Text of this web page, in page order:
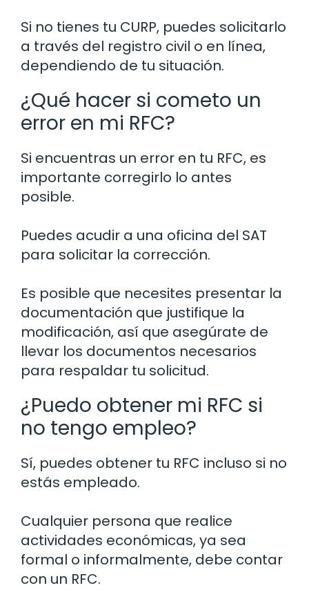
Si no tienes tu CURP, puedes solicitarlo
a través del registro civil o en línea,
dependiendo de tu situación.
¿Qué hacer si cometo un
error en mi RFC?
Si encuentras un error en tu RFC, es
importante corregirlo lo antes
posible.
Puedes acudir a una oficina del SAT
para solicitar la corrección.
Es posible que necesites presentar la
documentación que justifique la
modificación, así que asegúrate de
llevar los documentos necesarios
para respaldar tu solicitud.
¿Puedo obtener mi RFC si
no tengo empleo?
Sí, puedes obtener tu RFC incluso si no
estás empleado.
Cualquier persona que realice
actividades económicas, ya sea
formal o informalmente, debe contar
con un RFC.